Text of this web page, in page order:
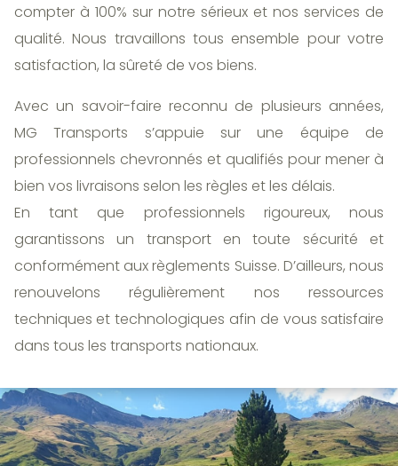
compter à 100% sur notre sérieux et nos services de
qualité. Nous travaillons tous ensemble pour votre
satisfaction, la sûreté de vos biens.
Avec un savoir-faire reconnu de plusieurs années,
MG Transports s’appuie sur une équipe de
professionnels chevronnés et qualifiés pour mener à
bien vos livraisons selon les règles et les délais.
En tant que professionnels rigoureux, nous
garantissons un transport en toute sécurité et
conformément aux règlements Suisse. D’ailleurs, nous
renouvelons régulièrement nos ressources
techniques et technologiques afin de vous satisfaire
dans tous les transports nationaux.